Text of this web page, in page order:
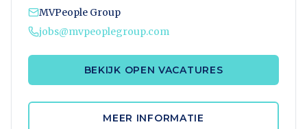
MVPeople Group
jobs@mvpeoplegroup.com
BEKIJK OPEN VACATURES
MEER INFORMATIE